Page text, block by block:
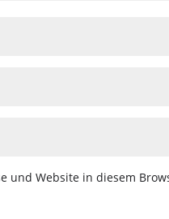
und Website in diesem